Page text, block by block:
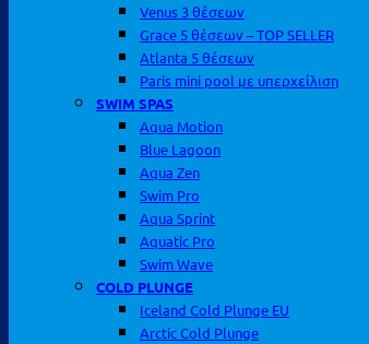
Venus 3 θέσεων
Grace 5 θέσεων – TOP SELLER
Atlanta 5 θέσεων
Paris mini pool με υπερχείλιση
SWIM SPAS
Aqua Motion
Blue Lagoon
Aqua Zen
Swim Pro
Aqua Sprint
Aquatic Pro
Swim Wave
COLD PLUNGE
Iceland Cold Plunge EU
Arctic Cold Plunge